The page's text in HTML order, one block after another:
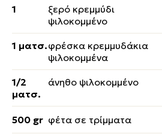
1
ξερό κρεμμύδι
ψιλοκομμένο
1 ματσ.φρέσκα κρεμμυδάκια
ψιλοκομμένα
1/2
ματσ.
άνηθο ψιλοκομμένο
500 gr φέτα σε τρίμματα